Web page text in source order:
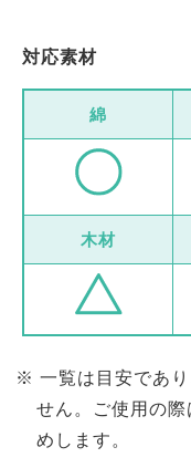
対応素材
綿
木材
一覧は目安であ
せん。ご使用の
めします。